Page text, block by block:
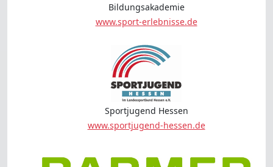
Bildungsakademie
www.sport-erlebnisse.de
Sportjugend Hessen
www.sportjugend-hessen.de